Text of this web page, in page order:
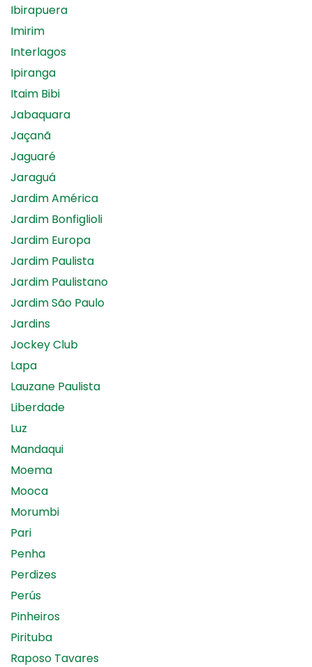
Ibirapuera
Imirim
Interlagos
Ipiranga
Itaim Bibi
Jabaquara
Jaçanã
Jaguaré
Jaraguá
Jardim América
Jardim Bonfiglioli
Jardim Europa
Jardim Paulista
Jardim Paulistano
Jardim São Paulo
Jardins
Jockey Club
Lapa
Lauzane Paulista
Liberdade
Luz
Mandaqui
Moema
Mooca
Morumbi
Pari
Penha
Perdizes
Perús
Pinheiros
Pirituba
Raposo Tavares